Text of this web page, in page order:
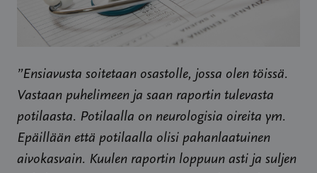
”Ensiavusta soitetaan osastolle, jossa olen töissä.
Vastaan puhelimeen ja saan raportin tulevasta
potilaasta. Potilaalla on neurologisia oireita ym.
Epäillään että potilaalla olisi pahanlaatuinen
aivokasvain. Kuulen raportin loppuun asti ja suljen